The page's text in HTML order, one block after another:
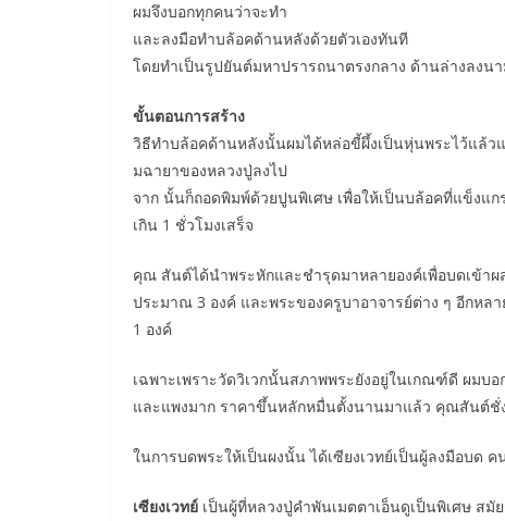
ผมจึงบอกทุกคนว่าจะทำ
และลงมือทำบล้อคด้านหลังด้วยตัวเองทันที
โดยทำเป็นรูปยันต์มหาปรารถนาตรงกลาง ด้านล่างลง
ขั้นตอนการสร้าง
วิธีทำบล้อคด้านหลังนั้นผมได้หล่อขี้ผึ้งเป็นหุ่นพระไว้แล้ว
มฉายาของหลวงปู่ลงไป
จาก นั้นก็ถอดพิมพ์ด้วยปูนพิเศษ เพื่อให้เป็นบล้อคที่แข็งแ
เกิน 1 ชั่วโมงเสร็จ
คุณ สันต์ได้นำพระหักและชำรุดมาหลายองค์เพื่อบดเข้า
ประมาณ 3 องค์ และพระของครูบาอาจารย์ต่าง ๆ อีกหล
1 องค์
เฉพาะเพราะวัดวิเวกนั้นสภาพพระยังอยู่ในเกณฑ์ดี ผมบ
และแพงมาก ราคาขึ้นหลักหมื่นตั้งนานมาแล้ว คุณสันต์ชั่
ในการบดพระให้เป็นผงนั้น ได้เซียงเวทย์เป็นผู้ลงมือบด
เซียงเวทย์ เป็นผู้ที่หลวงปู่คำพันเมตตาเอ็นดูเป็นพิเศษ สมั